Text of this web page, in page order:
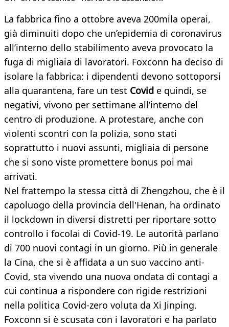
La fabbrica fino a ottobre aveva 200mila operai,
già diminuiti dopo che un’epidemia di coronavirus
all’interno dello stabilimento aveva provocato la
fuga di migliaia di lavoratori. Foxconn ha deciso di
isolare la fabbrica: i dipendenti devono sottoporsi
alla quarantena, fare un test Covid e quindi, se
negativi, vivono per settimane all’interno del
centro di produzione. A protestare, anche con
violenti scontri con la polizia, sono stati
soprattutto i nuovi assunti, migliaia di persone
che si sono viste promettere bonus poi mai
arrivati.
Nel frattempo la stessa città di Zhengzhou, che è il
capoluogo della provincia dell'Henan, ha ordinato
il lockdown in diversi distretti per riportare sotto
controllo i focolai di Covid-19. Le autorità parlano
di 700 nuovi contagi in un giorno. Più in generale
la Cina, che si è affidata a un suo vaccino anti-
Covid, sta vivendo una nuova ondata di contagi a
cui continua a rispondere con rigide restrizioni
nella politica Covid-zero voluta da Xi Jinping.
Foxconn si è scusata con i lavoratori e ha parlato